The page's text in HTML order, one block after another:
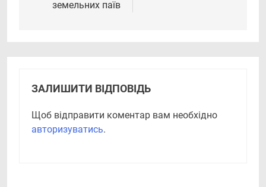
земельних паїв
ЗАЛИШИТИ ВІДПОВІДЬ
Щоб відправити коментар вам необхідно
авторизуватись.